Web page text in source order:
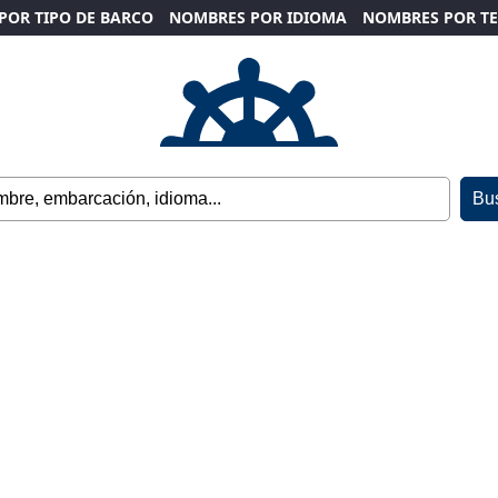
TIPO DE BARCO NOMBRES POR IDIOMA NOMBRES POR